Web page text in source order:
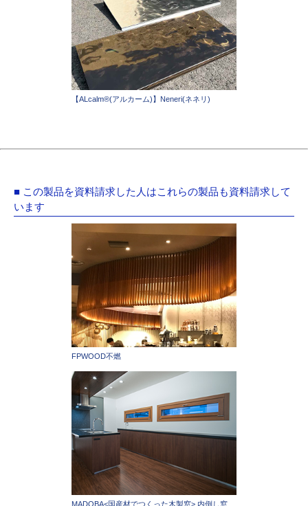
【ALcalm®(アルカーム)】Neneri(ネネリ)
■ この製品を資料請求した人はこれらの製品も資料請求して
います
FPWOOD不燃
MADOBA<国産材でつくった木製窓> 内倒し窓